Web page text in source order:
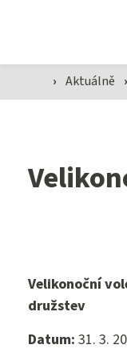
Přijímací
VOŠZ
› Aktuálně ›
Velikonoční
družstev
Datum: 31. 3.